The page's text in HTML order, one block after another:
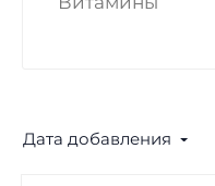
Дата добавления